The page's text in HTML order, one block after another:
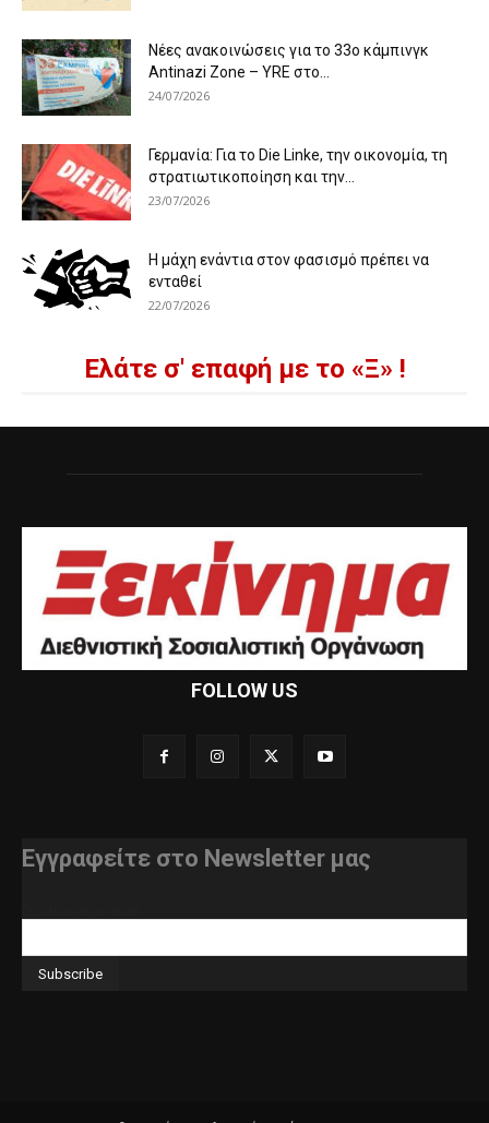
Νέες ανακοινώσεις για το 33ο κάμπινγκ
Antinazi Zone – YRE στο...
24/07/2026
Γερμανία: Για το Die Linke, την οικονομία, τη
στρατιωτικοποίηση και την...
23/07/2026
Η μάχη ενάντια στον φασισμό πρέπει να
ενταθεί
22/07/2026
Ελάτε σ' επαφή με το «Ξ» !
FOLLOW US
Εγγραφείτε στο Newsletter μας